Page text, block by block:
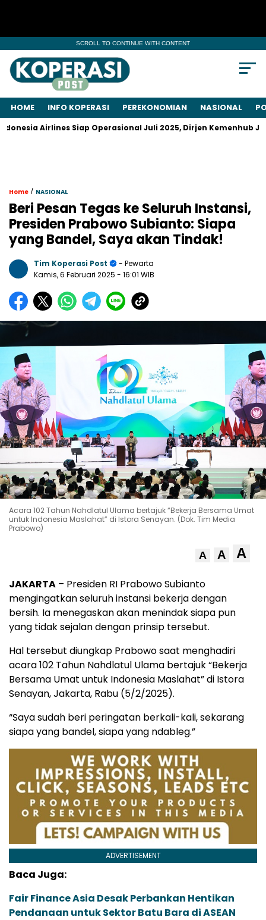
SCROLL TO CONTINUE WITH CONTENT
HOME INFO KOPERASI PEREKONOMIAN NASIONAL
Siap Operasional Juli 2025, Dirjen Kemenhub Justru
Home / NASIONAL
Beri Pesan Tegas ke Seluruh Instansi,
Presiden Prabowo Subianto: Siapa
yang Bandel, Saya akan Tindak!
Tim Koperasi Post
- Pewarta
Kamis, 6 Februari 2025 - 16:01 WIB
Acara 102 Tahun Nahdlatul Ulama bertajuk “Bekerja Bersama Umat
untuk Indonesia Maslahat” di Istora Senayan. (Dok. Tim Media
Prabowo)
A A A
JAKARTA – Presiden RI Prabowo Subianto
mengingatkan seluruh instansi bekerja dengan
bersih. Ia menegaskan akan menindak siapa pun
yang tidak sejalan dengan prinsip tersebut.
Hal tersebut diungkap Prabowo saat menghadiri
acara 102 Tahun Nahdlatul Ulama bertajuk “Bekerja
Bersama Umat untuk Indonesia Maslahat” di Istora
Senayan, Jakarta, Rabu (5/2/2025).
“Saya sudah beri peringatan berkali-kali, sekarang
siapa yang bandel, siapa yang ndableg.”
ADVERTISEMENT
Baca Juga:
Fair Finance Asia Desak Perbankan Hentikan
Pendanaan untuk Sektor Batu Bara di ASEAN